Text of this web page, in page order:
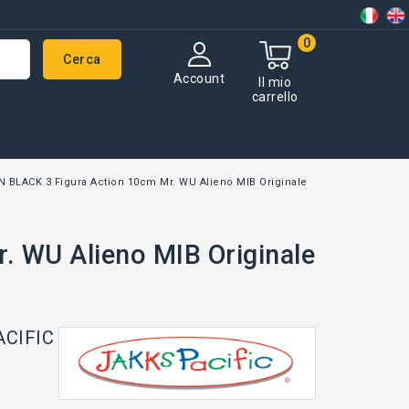
Il mio
carrello
0
Account
Cerca
BLACK 3 Figura Action 10cm Mr. WU Alieno MIB Originale
WU Alieno MIB Originale